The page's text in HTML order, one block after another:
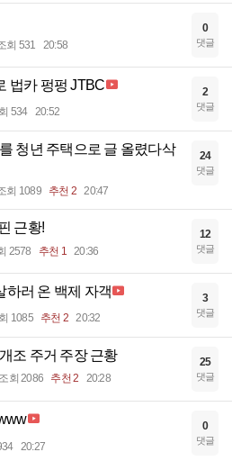
회 531 20:58
0
댓글
법카 펑펑 JTBC
534 20:52
2
댓글
청년 주택으로 글 올렸다삭
회 1089 추천 2 20:47
24
댓글
근황!
2578 추천 1 20:36
12
댓글
하러 온 백제 자객
1085 추천 2 20:32
3
댓글
조 주거 주장 근황
조회 2086 추천 2 20:28
25
댓글
20:27
0
댓글